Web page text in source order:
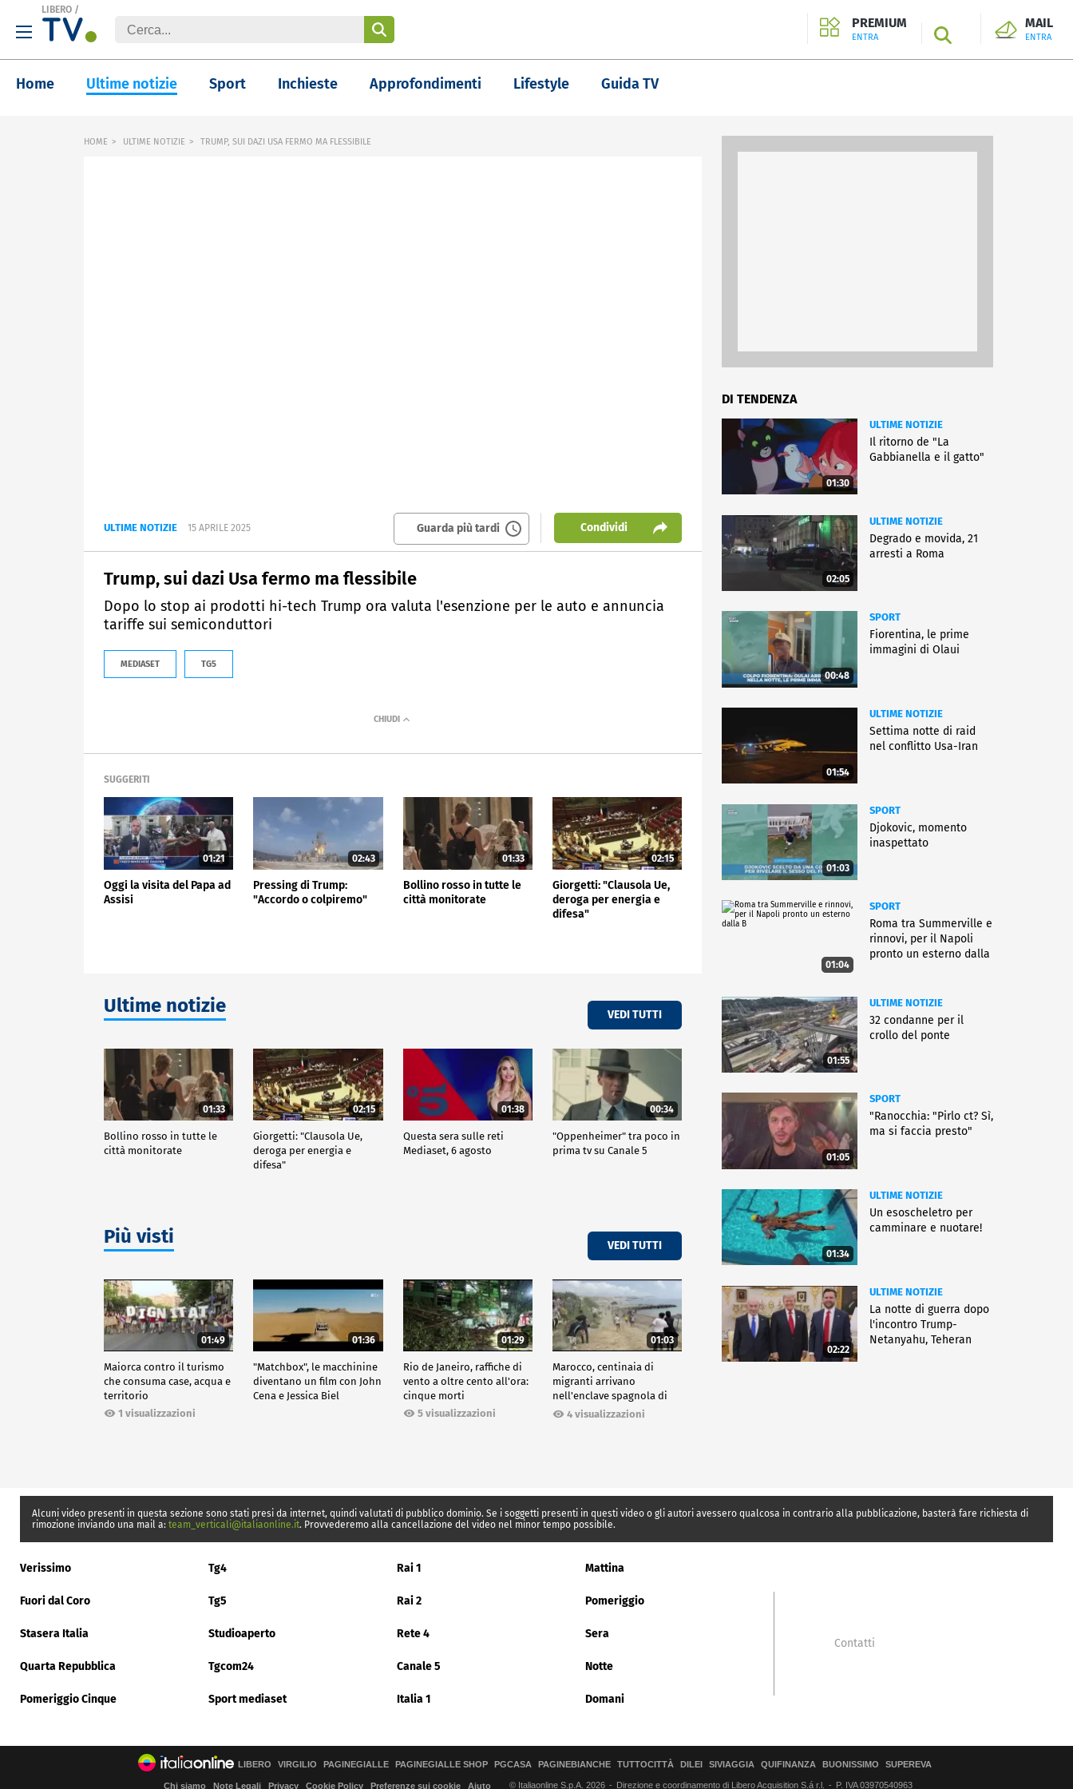
LIBERO /
PREMIUM
ENTRA SEARCH
MAIL
ENTRA
Home Ultime notizie Sport Inchieste Approfondimenti Lifestyle Guida TV
HOME ULTIME NOTIZIE TRUMP, SUI DAZI USA FERMO MA FLESSIBILE
ULTIME NOTIZIE 15 APRILE 2025 Guarda più tardi Condividi
Trump, sui dazi Usa fermo ma flessibile
Dopo lo stop ai prodotti hi-tech Trump ora valuta l'esenzione per le auto e annuncia
tariffe sui semiconduttori
MEDIASET TG5
SUGGERITI
01:21
Oggi la visita del Papa ad
Assisi
02:43
Pressing di Trump:
"Accordo o colpiremo"
01:33
Bollino rosso in tutte le
città monitorate
02:15
Giorgetti: "Clausola Ue,
deroga per energia e
difesa"
Ultime notizie VEDI TUTTI
01:33
Bollino rosso in tutte le
città monitorate
02:15
Giorgetti: "Clausola Ue,
deroga per energia e
difesa"
01:38
Questa sera sulle reti
Mediaset, 6 agosto
00:34
"Oppenheimer" tra poco in
prima tv su Canale 5
Più visti VEDI TUTTI
01:49
Maiorca contro il turismo
che consuma case, acqua e
territorio
1 visualizzazioni
01:36
"Matchbox", le macchinine
diventano un film con John
Cena e Jessica Biel
01:29
Rio de Janeiro, raffiche di
vento a oltre cento all'ora:
cinque morti
5 visualizzazioni
01:03
Marocco, centinaia di
migranti arrivano
nell'enclave spagnola di
Ceuta4 visualizzazioni
DI TENDENZA
01:30
ULTIME NOTIZIE
Il ritorno de "La
Gabbianella e il gatto"
02:05
ULTIME NOTIZIE
Degrado e movida, 21
arresti a Roma
00:48
SPORT
Fiorentina, le prime
immagini di Olaui
01:54
ULTIME NOTIZIE
Settima notte di raid
nel conflitto Usa-Iran
01:03
SPORT
Djokovic, momento
inaspettato
01:04
SPORT
Roma tra Summerville e
rinnovi, per il Napoli
pronto un esterno dalla
01:55
ULTIME NOTIZIE
32 condanne per il
crollo del ponte
01:05
SPORT
"Ranocchia: "Pirlo ct? Sì,
ma si faccia presto"
01:34
ULTIME NOTIZIE
Un esoscheletro per
camminare e nuotare!
02:22
ULTIME NOTIZIE
La notte di guerra dopo
l'incontro Trump-
Netanyahu, Teheran
Alcuni video presenti in questa sezione sono stati presi da internet, quindi valutati di pubblico dominio. Se i soggetti presenti in questi video o gli autori avessero qualcosa in contrario alla pubblicazione, basterà fare richiesta di
rimozione inviando una mail a: team_verticali@italiaonline.it. Provvederemo alla cancellazione del video nel minor tempo possibile.
Verissimo Tg4 Rai 1 Mattina
Fuori dal Coro Tg5 Rai 2 Pomeriggio
Stasera Italia Studioaperto Rete 4 Sera
Quarta Repubblica Tgcom24 Canale 5 Notte
Pomeriggio Cinque Sport mediaset Italia 1 Domani
Contatti
LIBERO VIRGILIO PAGINEGIALLE PAGINEGIALLE SHOP PGCASA PAGINEBIANCHE TUTTOCITTÀ DILEI SIVIAGGIA QUIFINANZA BUONISSIMO SUPEREVA
Chi siamo Note Legali Privacy Cookie Policy Preferenze sui cookie Aiuto © Italiaonline S.p.A. 2026 Direzione e coordinamento di Libero Acquisition S.á r.l. P. IVA 03970540963